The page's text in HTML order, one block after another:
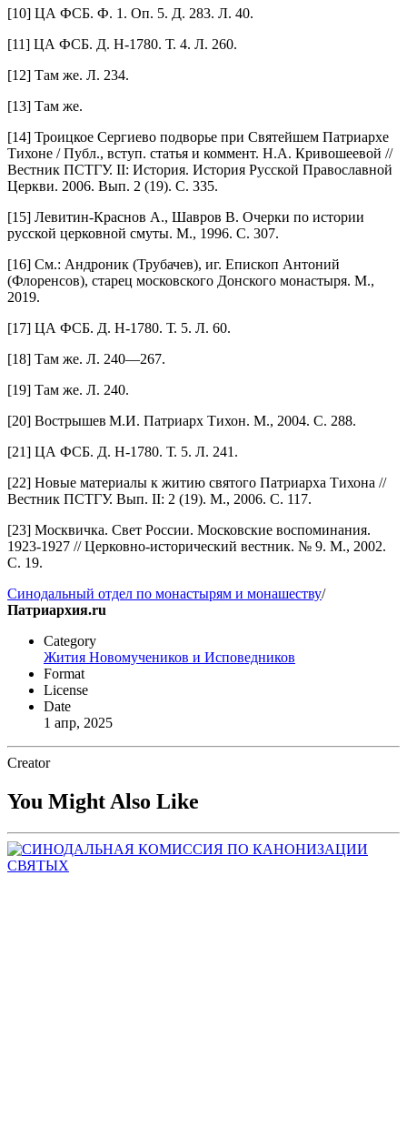
[10] ЦА ФСБ. Ф. 1. Оп. 5. Д. 283. Л. 40.
[11] ЦА ФСБ. Д. Н‑1780. Т. 4. Л. 260.
[12] Там же. Л. 234.
[13] Там же.
[14] Троицкое Сергиево подворье при Святейшем Патриархе
Тихоне / Публ., вступ. статья и коммент. Н.А. Кривошеевой //
Вестник ПСТГУ. II: История. История Русской Православной
Церкви. 2006. Вып. 2 (19). С. 335.
[15] Левитин-­Краснов А., Шавров В. Очерки по истории
русской церковной смуты. М., 1996. С. 307.
[16] См.: Андроник (Трубачев), иг. Епископ Антоний
(Флоренсов), старец мос­ковского Донского монастыря. М.,
2019.
[17] ЦА ФСБ. Д. Н‑1780. Т. 5. Л. 60.
[18] Там же. Л. 240—267.
[19] Там же. Л. 240.
[20] Вострышев М.И. Патриарх Тихон. М., 2004. С. 288.
[21] ЦА ФСБ. Д. Н‑1780. Т. 5. Л. 241.
[22] Новые материалы к житию святого Патриарха Тихона //
Вестник ПСТГУ. Вып. II: 2 (19). М., 2006. С. 117.
[23] Москвичка. Свет России. Московские воспоминания.
1923-1927 // Церковно-­исторический вестник. № 9. М., 2002.
С. 19.
Синодальный отдел по монастырям и монашеству/
Патриархия.ru
Category
Жития Новомучеников и Исповедников
Format
License
Date
1 апр, 2025
Creator
You Might Also Like